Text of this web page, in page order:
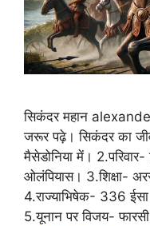
सिकंदर महान
जरूर पढ़े। सिकंदर का
मैसेडोनिया में। 2.परिवार-
ओलंपियास। 3.शिक्षा-
4.राज्याभिषेक- 336 ईसा
5.यूनान पर विजय-